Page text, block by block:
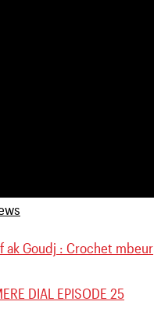
ak Goudj : Crochet mbeur
DIAL EPISODE 25